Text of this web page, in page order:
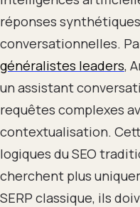
réponses
conversationnelles.
généralistes leaders,
un assistant
requêtes complexes
contextualisation.
logiques du SEO
cherchent plus
SERP classique, ils